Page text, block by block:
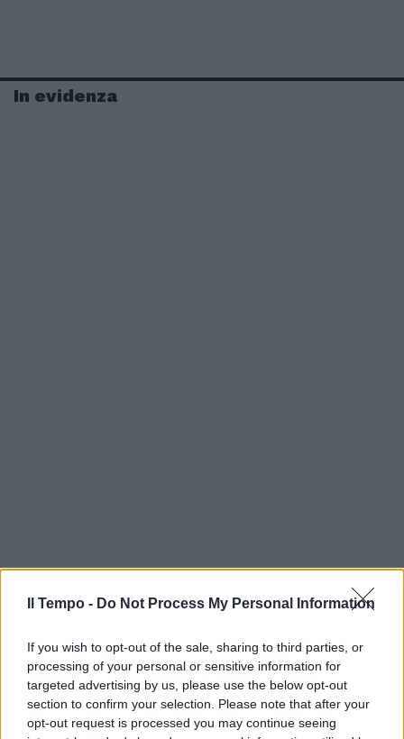
Il Tempo - Do Not Process My Personal Information
If you wish to opt-out of the sale, sharing to third parties, or
processing of your personal or sensitive information for
targeted advertising by us, please use the below opt-out
section to confirm your selection. Please note that after your
opt-out request is processed you may continue seeing
In evidenza